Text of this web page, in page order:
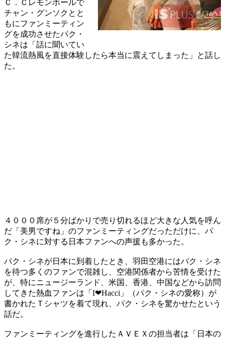
Ｃ．Ｃレモンホールで
チャン・グンソクとと
もにファンミーティン
グを成功させたパク・
シネは「話に聞いてい
た韓流熱風を直接体験したら本当に震えてしまった」と話し
た。
４０００席が５分ばかりで売り切れるほど大きな人気を呼ん
だ「美男ですね」のファンミーティングだっただけに、パ
ク・シネに対する日本ファンへの声援も多かった。
パク・シネが日本に到着したとき、羽田空港にはパク・シネ
を待つ多くのファンで混雑し、空港関係者から苦情を受けた
が、特にニュージーランド、米国、香港、中国などから訪問
してきた熱血ファンは「I❤Hacci」（パク・シネの愛称）が
書かれたＴシャツを着て現れ、パク・シネを驚かせたという
話だ。
ファンミーティングを進行したＡＶＥＸの担当者は「日本の